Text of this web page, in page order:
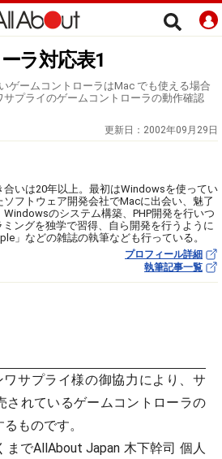
ラ対応表1
ゲームコントローラはMac でも使える場合
プライのゲームコントローラの動作確認
更新日： 2002年09月29日
合いは20年以上。最初はWindowsを使ってい
ソフトウェア開発会社でMacに出会い、魅了
Windowsのシステム構築、PHP開発を行いつ
ングを独学で習得、自ら開発を行うように
」などの雑誌の執筆なども行っている。
プロフィール詳細
執筆記事一覧
サプライ様の御協力により、サ
されているゲームコントローラの
ものです。
までAllAbout Japan 木下幹司 個人